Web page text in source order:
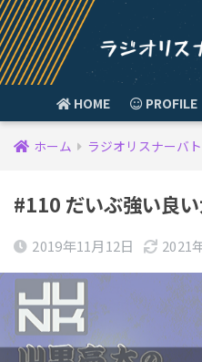
HOME PROFILE
ホーム ラジオリスナーバ
#110 だいぶ強い良
2019年11月12日 2021